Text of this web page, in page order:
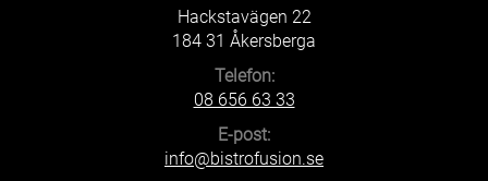
Hackstavägen 22
184 31 Åkersberga
Telefon:
08 656 63 33
E-post:
info@bistrofusion.se